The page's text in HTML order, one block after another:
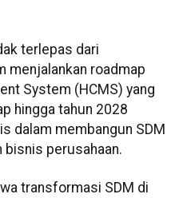
terlepas dari
menjalankan roadmap
System (HCMS) yang
hingga tahun 2028
dalam membangun SDM
bisnis perusahaan.
transformasi SDM di